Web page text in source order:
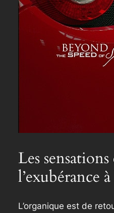
Les sensations
l’exubérance
L’organique est de